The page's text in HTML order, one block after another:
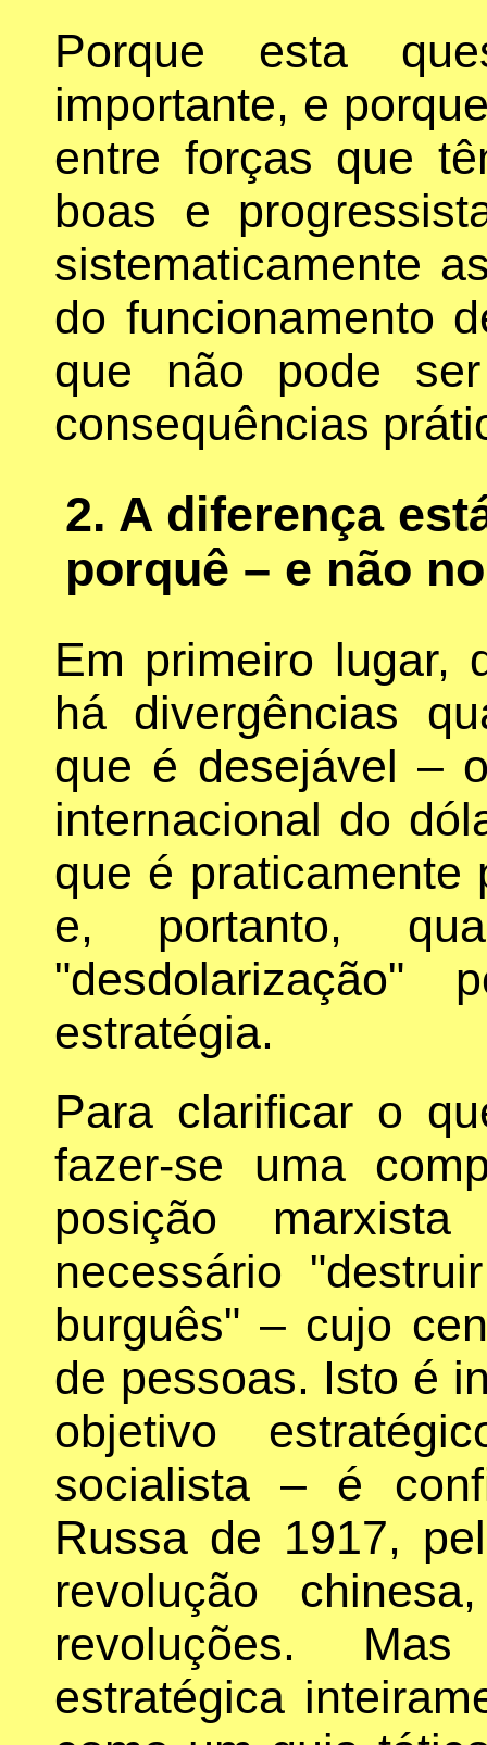
Porque esta
importante, e
entre forças que
boas e
sistematicamente
do funcionamento
que não pode
consequências
2. A diferença
porquê – e não
Em primeiro lugar,
há divergências
que é desejável –
internacional do
que é praticamente
e, portanto,
"desdolarização"
estratégia.
Para clarificar o
fazer-se uma
posição
necessário
burguês" – cujo
de pessoas. Isto é
objetivo
socialista – é
Russa de 1917,
revolução
revoluções.
estratégica